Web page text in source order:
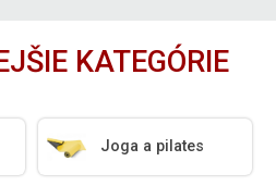
KATEGÓRIE
Joga a pilates